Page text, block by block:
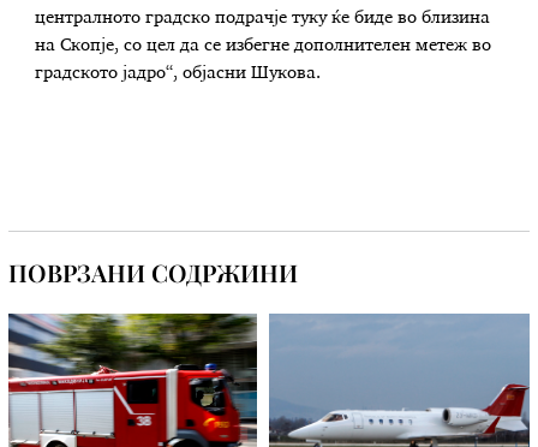
централното градско подрачје туку ќе биде во близина
на Скопје, со цел да се избегне дополнителен метеж во
градското јадро“, објасни Шукова.
ПОВРЗАНИ СОДРЖИНИ